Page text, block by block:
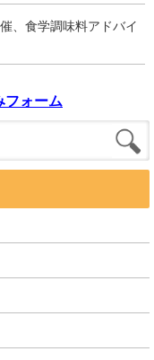
、食学調味料アドバイ
ォーム